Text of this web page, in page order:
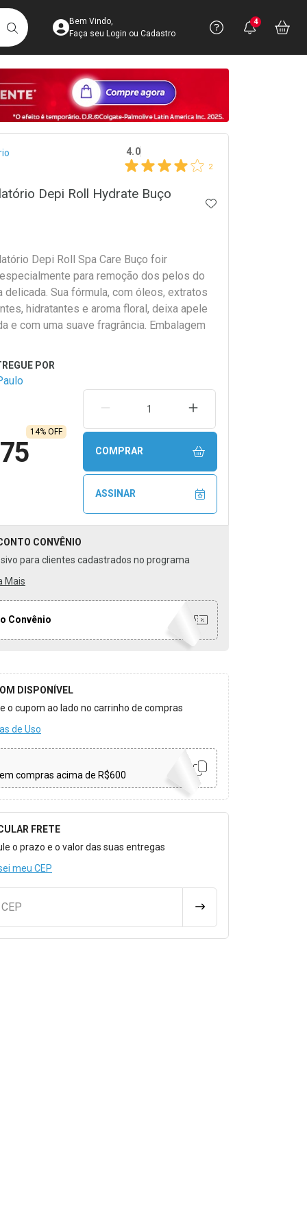
BUSCARAcesse sua Conta
Bem Vindo,
Faça seu Login ou Cadastro
Precisa
Ver Recursos
Você
4
4.0
2
Depi Roll Hydrate Buço
ADICIONAR AOS
Depi Roll Spa Care Buço foir
para remoção dos pelos do
delicada. Sua fórmula, com óleos, extratos
hidratantes e aroma floral, deixa apele
e com uma suave fragrância. Embalagem
14% OFF
REMOVER UMA UNIDADEAUMENTAR UMA
COMPRAR
ASSINAR
CONVÊNIO
para clientes cadastrados no programa
Mais
Convênio
DISPONÍVEL
o cupom ao lado no carrinho de compras
de Uso
compras acima de R$600
para Calcular o Frete
FRETE
o prazo e o valor das suas entregas
meu CEP
CALCULAR FRETE